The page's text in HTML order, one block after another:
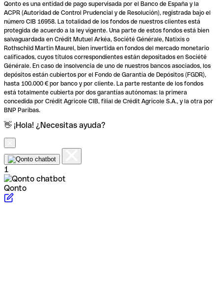
Qonto es una entidad de pago supervisada por el Banco de España y la
ACPR (Autoridad de Control Prudencial y de Resolución), registrada bajo el
número CIB 16958. La totalidad de los fondos de nuestros clientes está
protegida de acuerdo a la ley vigente. Una parte de estos fondos está bien
salvaguardada en Crédit Mutuel Arkéa, Société Générale, Natixis o
Rothschild Martin Maurel, bien invertida en fondos del mercado monetario
calificados, cuyos títulos correspondientes están depositados en Société
Générale. En caso de insolvencia de uno de nuestros bancos asociados, los
depósitos están cubiertos por el Fondo de Garantía de Depósitos (FGDR),
hasta 100.000 € por banco y por cliente. La parte restante de los fondos
está totalmente cubierta por dos garantías autónomas: la primera
concedida por Crédit Agricole CIB, filial de Crédit Agricole S.A., y la otra por
BNP Paribas.
👋 ¡Hola! ¿Necesitas ayuda?
1
Qonto